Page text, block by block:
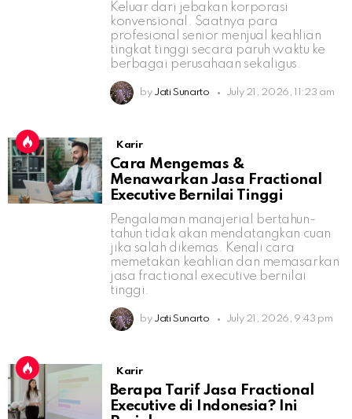
Keluar dari jebakan korporasi
konvensional. Saatnya para
profesional senior menjual keahlian
tingkat tinggi secara paruh waktu ke
berbagai perusahaan sekaligus.
by Jati Sunarto July 21, 2026, 11:23 am
Karir
Cara Mengemas &
Menawarkan Jasa Fractional
Executive Bernilai Tinggi
Pengalaman manajerial bertahun-
tahun tidak akan mendatangkan cuan
jika salah dikemas. Kenali cara
memetakan keahlian dan memasarkan
jasa fractional executive bernilai
tinggi.
by Jati Sunarto July 21, 2026, 9:43 pm
Karir
Berapa Tarif Jasa Fractional
Executive di Indonesia? Ini